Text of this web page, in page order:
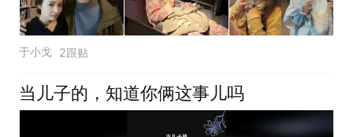
于小戈 2跟贴
当儿子的，知道你俩这事儿吗